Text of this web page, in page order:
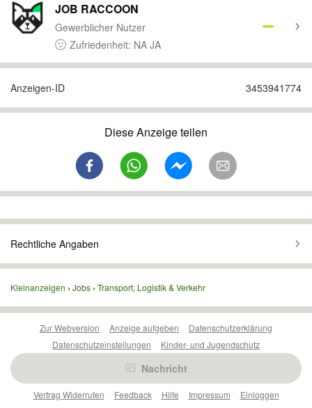
JOB RACCOON
Gewerblicher Nutzer
Zufriedenheit: NA JA
Anzeigen-ID 3453941774
Diese Anzeige teilen
Rechtliche Angaben
Kleinanzeigen Jobs Transport, Logistik & Verkehr
Nachricht
Zur Webversion Anzeige aufgeben
Datenschutzerklärung
Datenschutzeinstellungen
Kinder- und Jugendschutz
Barrierefreiheitserklärung
Vertrag Widerrufen
Feedback Hilfe Impressum Einloggen